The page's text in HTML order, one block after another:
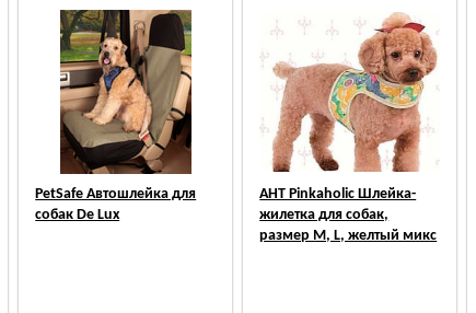
PetSafe Автошлейка для
собак De Lux
АНТ Pinkaholic Шлейка-
жилетка для собак,
размер M, L, желтый микс